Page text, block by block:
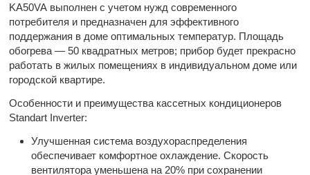
KA50VA выполнен с учетом нужд современного
потребителя и предназначен для эффективного
поддержания в доме оптимальных температур. Площадь
обогрева — 50 квадратных метров; прибор будет прекрасно
работать в жилых помещениях в индивидуальном доме или
городской квартире.
Особенности и преимущества кассетных кондиционеров
Standart Inverter:
Улучшенная система воздухораспределения
обеспечивает комфортное охлаждение. Скорость
вентилятора уменьшена на 20% при сохранении